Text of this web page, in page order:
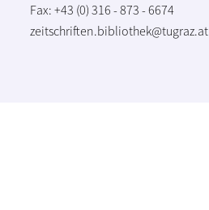
Fax: +43 (0) 316 - 873 - 6674
zeitschriften.bibliothek@tugraz.at